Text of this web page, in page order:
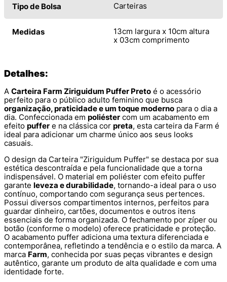
Tipo de Bolsa Carteiras
Medidas
13cm largura x 10cm altura
x 03cm comprimento
Detalhes:
A Carteira Farm Ziriguidum Puffer Preto é o acessório
perfeito para o público adulto feminino que busca
organização, praticidade e um toque moderno para o dia a
dia. Confeccionada em poliéster com um acabamento em
efeito puffer e na clássica cor preta, esta carteira da Farm é
ideal para adicionar um charme único aos seus looks
casuais.
O design da Carteira "Ziriguidum Puffer" se destaca por sua
estética descontraída e pela funcionalidade que a torna
indispensável. O material em poliéster com efeito puffer
garante leveza e durabilidade, tornando-a ideal para o uso
contínuo, comportando com segurança seus pertences.
Possui diversos compartimentos internos, perfeitos para
guardar dinheiro, cartões, documentos e outros itens
essenciais de forma organizada. O fechamento por zíper ou
botão (conforme o modelo) oferece praticidade e proteção.
O acabamento puffer adiciona uma textura diferenciada e
contemporânea, refletindo a tendência e o estilo da marca. A
marca Farm, conhecida por suas peças vibrantes e design
autêntico, garante um produto de alta qualidade e com uma
identidade forte.